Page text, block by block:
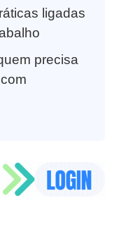
ligadas
precisa